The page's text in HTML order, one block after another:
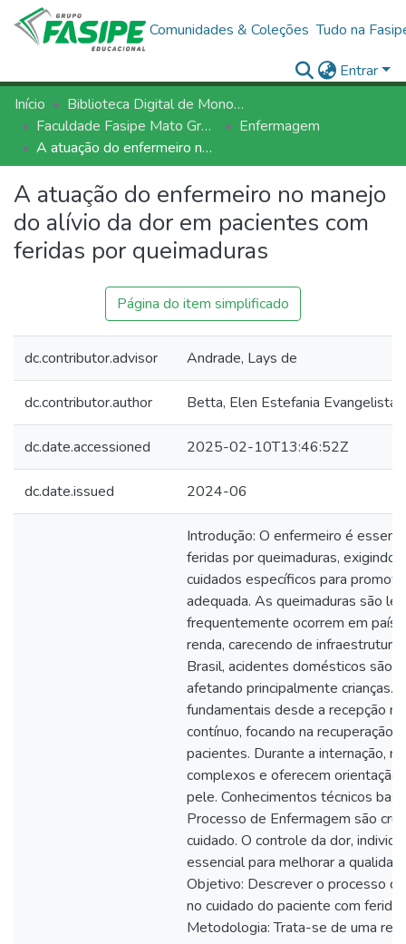
Comunidades & Coleções Tudo na
Entrar
Início
Biblioteca Digital de Monografias - BDM/FASIPE
Faculdade Fasipe Mato Grosso
Enfermagem
A atuação do enfermeiro no manejo do alívio da dor em pacientes com feridas por queimaduras
A atuação do enfermeiro no manejo
do alívio da dor em pacientes com
feridas por queimaduras
Página do item simplificado
dc.contributor.advisor Andrade, Lays de
dc.contributor.author Betta, Elen Estefania Evangelista
dc.date.accessioned 2025-02-10T13:46:52Z
dc.date.issued 2024-06
Introdução: O enfermeiro é
feridas por queimaduras, exigindo
cuidados específicos para
adequada. As queimaduras são
frequentemente ocorrem em
renda, carecendo de
Brasil, acidentes domésticos são a
afetando principalmente crianças.
fundamentais desde a recepção
contínuo, focando na recuperação
pacientes. Durante a internação,
complexos e oferecem orientação
pele. Conhecimentos técnicos
Processo de Enfermagem são
cuidado. O controle da dor,
essencial para melhorar a
Objetivo: Descrever o processo
no cuidado do paciente com
Metodologia: Trata-se de uma